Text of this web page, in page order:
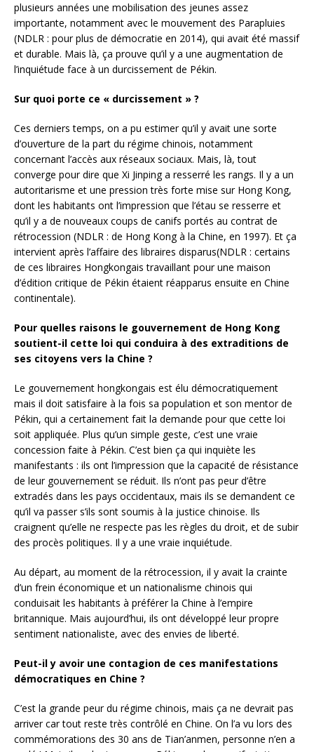
plusieurs années une mobilisation des jeunes assez
importante, notamment avec le mouvement des Parapluies
(NDLR : pour plus de démocratie en 2014), qui avait été massif
et durable. Mais là, ça prouve qu’il y a une augmentation de
l’inquiétude face à un durcissement de Pékin.
Sur quoi porte ce « durcissement » ?
Ces derniers temps, on a pu estimer qu’il y avait une sorte
d’ouverture de la part du régime chinois, notamment
concernant l’accès aux réseaux sociaux. Mais, là, tout
converge pour dire que Xi Jinping a resserré les rangs. Il y a un
autoritarisme et une pression très forte mise sur Hong Kong,
dont les habitants ont l’impression que l’étau se resserre et
qu’il y a de nouveaux coups de canifs portés au contrat de
rétrocession (NDLR : de Hong Kong à la Chine, en 1997). Et ça
intervient après l’affaire des libraires disparus(NDLR : certains
de ces libraires Hongkongais travaillant pour une maison
d’édition critique de Pékin étaient réapparus ensuite en Chine
continentale).
Pour quelles raisons le gouvernement de Hong Kong
soutient-il cette loi qui conduira à des extraditions de
ses citoyens vers la Chine ?
Le gouvernement hongkongais est élu démocratiquement
mais il doit satisfaire à la fois sa population et son mentor de
Pékin, qui a certainement fait la demande pour que cette loi
soit appliquée. Plus qu’un simple geste, c’est une vraie
concession faite à Pékin. C’est bien ça qui inquiète les
manifestants : ils ont l’impression que la capacité de résistance
de leur gouvernement se réduit. Ils n’ont pas peur d’être
extradés dans les pays occidentaux, mais ils se demandent ce
qu’il va passer s’ils sont soumis à la justice chinoise. Ils
craignent qu’elle ne respecte pas les règles du droit, et de subir
des procès politiques. Il y a une vraie inquiétude.
Au départ, au moment de la rétrocession, il y avait la crainte
d’un frein économique et un nationalisme chinois qui
conduisait les habitants à préférer la Chine à l’empire
britannique. Mais aujourd’hui, ils ont développé leur propre
sentiment nationaliste, avec des envies de liberté.
Peut-il y avoir une contagion de ces manifestations
démocratiques en Chine ?
C’est la grande peur du régime chinois, mais ça ne devrait pas
arriver car tout reste très contrôlé en Chine. On l’a vu lors des
commémorations des 30 ans de Tian’anmen, personne n’en a